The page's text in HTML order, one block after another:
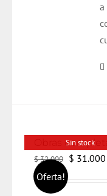
a
Sin stock
Oferta!
$32.000 El
precio
$ 31.000El